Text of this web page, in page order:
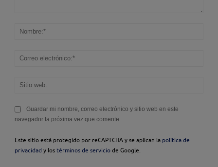
Guardar mi nombre, correo electrónico y sitio web en este
navegador la próxima vez que comente.
Este sitio está protegido por reCAPTCHA y se aplican la política de
privacidad y los términos de servicio de Google.